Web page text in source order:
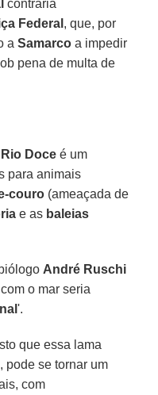
contraria
Federal , que, por
aSamarco a impedir
pena de multa de
Rio Doce é um
para animais
couro (ameaçada de
e as baleias
André Ruschi
o mar seria
'.
que essa lama
pode se tornar um
com